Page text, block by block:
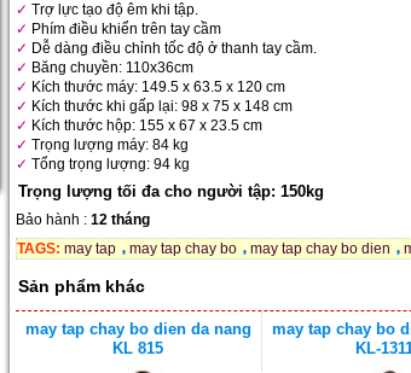
Trợ lực tạo độ êm khi tập.
Phím điều khiển trên tay cầm
Dễ dàng điều chỉnh tốc độ ở thanh tay cầm.
Băng chuyền: 110x36cm
Kích thước máy: 149.5 x 63.5 x 120 cm
Kích thước khi gấp lại: 98 x 75 x 148 cm
Kích thước hộp: 155 x 67 x 23.5 cm
Trọng lượng máy: 84 kg
Tổng trọng lượng: 94 kg
Trọng lượng tối đa cho người tập: 150kg
Bảo hành : 12 tháng
TAGS: may tap may tap chay bo may tap chay bo dien
Sản phẩm khác
may tap chay bo dien da nang
KL 815
may tap chay bo
KL-